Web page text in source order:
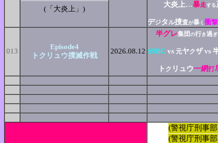
(「大炎上」)
大炎上…暴走する
デジタル捜査が暴く 衝撃
013
Episode4
トクリュウ撲滅作戦
2026.08.12
半グレ集団の行き過
SSBC vs 元ヤクザ vs
ト ク リュウ一網打
(警視庁刑事
(警視庁刑事